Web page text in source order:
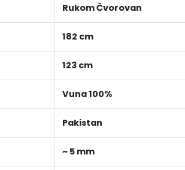
Rukom Čvorovan
182 cm
123 cm
Vuna 100%
Pakistan
~ 5 mm